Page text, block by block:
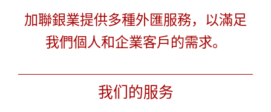
加聯銀業提供多種外匯服務，以滿足
我們個人和企業客戶的需求。
我们的服务